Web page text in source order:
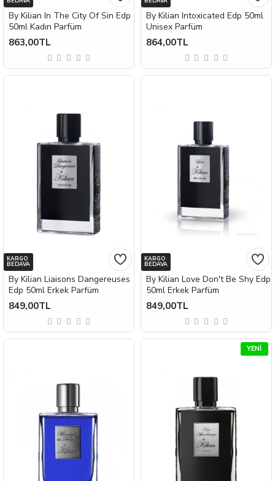
By Kilian In The City Of Sin Edp
50ml Kadın Parfüm
863,00TL
By Kilian Intoxicated Edp 50ml
Unisex Parfüm
864,00TL
KARGO
BEDAVA
By Kilian Liaisons Dangereuses
Edp 50ml Erkek Parfüm
849,00TL
KARGO
BEDAVA
By Kilian Love Don't Be Shy Edp
50ml Erkek Parfüm
849,00TL
YENI